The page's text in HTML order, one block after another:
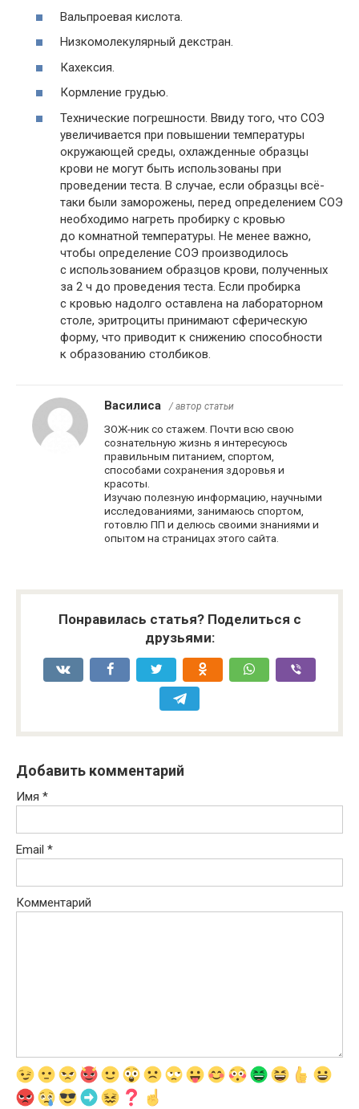
Вальпроевая кислота.
Низкомолекулярный декстран.
Кахексия.
Кормление грудью.
Технические погрешности. Ввиду того, что СОЭ
увеличивается при повышении температуры
окружающей среды, охлажденные образцы
крови не могут быть использованы при
проведении теста. В случае, если образцы всё-
таки были заморожены, перед определением СОЭ
необходимо нагреть пробирку с кровью
до комнатной температуры. Не менее важно,
чтобы определение СОЭ производилось
с использованием образцов крови, полученных
за 2 ч до проведения теста. Если пробирка
с кровью надолго оставлена на лабораторном
столе, эритроциты принимают сферическую
форму, что приводит к снижению способности
к образованию столбиков.
Василиса / автор статьи
ЗОЖ-ник со стажем. Почти всю свою
сознательную жизнь я интересуюсь
правильным питанием, спортом,
способами сохранения здоровья и
красоты.
Изучаю полезную информацию, научными
исследованиями, занимаюсь спортом,
готовлю ПП и делюсь своими знаниями и
опытом на страницах этого сайта.
Понравилась статья? Поделиться с
друзьями:
Добавить комментарий
Имя *
Email *
Комментарий